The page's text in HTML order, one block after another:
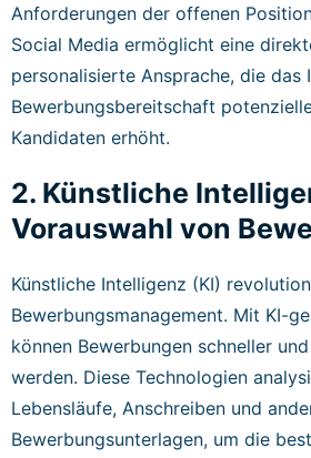
Anforderungen der offenen
Social Media ermöglicht eine
personalisierte Ansprache, die das
Bewerbungsbereitschaft
Kandidaten erhöht.
2. Künstliche
Vorauswahl von
Künstliche Intelligenz (KI)
Bewerbungsmanagement. Mit KI-
können Bewerbungen schneller
werden. Diese Technologien
Lebensläufe, Anschreiben und
Bewerbungsunterlagen, um die